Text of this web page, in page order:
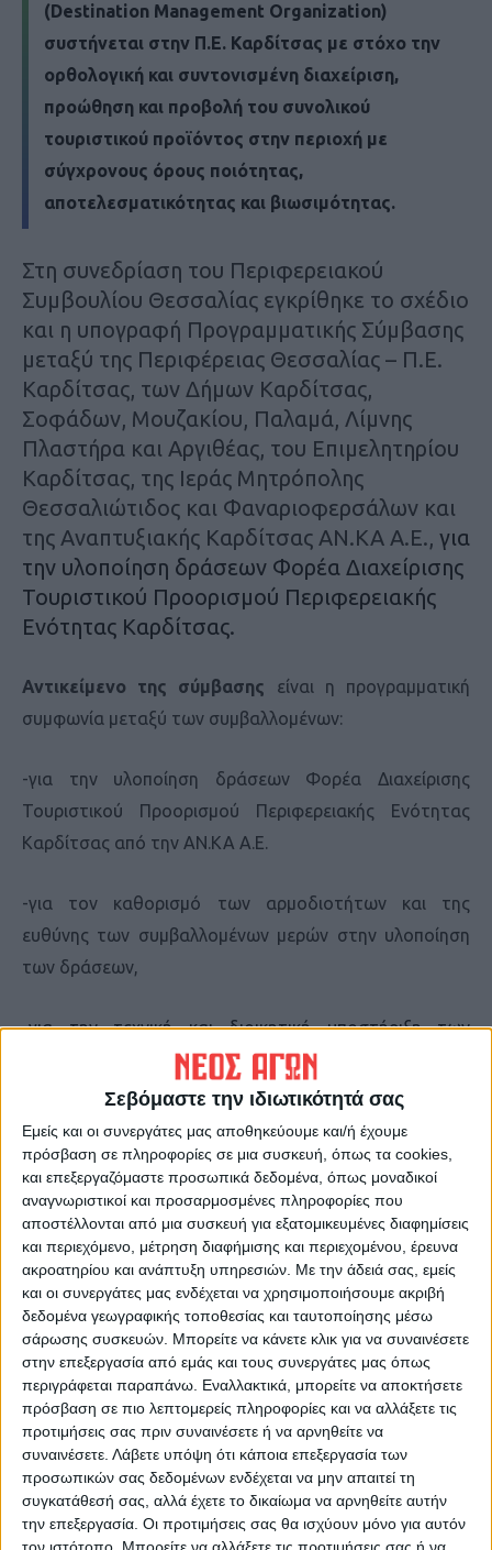
Σεβόμαστε την ιδιωτικότητά σας
Εμείς και οι συνεργάτες μας αποθηκεύουμε και/ή έχουμε
πρόσβαση σε πληροφορίες σε μια συσκευή, όπως τα cookies,
και επεξεργαζόμαστε προσωπικά δεδομένα, όπως μοναδικοί
αναγνωριστικοί και προσαρμοσμένες πληροφορίες που
αποστέλλονται από μια συσκευή για εξατομικευμένες διαφημίσεις
και περιεχόμενο, μέτρηση διαφήμισης και περιεχομένου, έρευνα
ακροατηρίου και ανάπτυξη υπηρεσιών. Με την άδειά σας, εμείς
και οι συνεργάτες μας ενδέχεται να χρησιμοποιήσουμε ακριβή
δεδομένα γεωγραφικής τοποθεσίας και ταυτοποίησης μέσω
σάρωσης συσκευών. Μπορείτε να κάνετε κλικ για να συναινέσετε
στην επεξεργασία από εμάς και τους συνεργάτες μας όπως
περιγράφεται παραπάνω. Εναλλακτικά, μπορείτε να αποκτήσετε
πρόσβαση σε πιο λεπτομερείς πληροφορίες και να αλλάξετε τις
προτιμήσεις σας πριν συναινέσετε ή να αρνηθείτε να
συναινέσετε. Λάβετε υπόψη ότι κάποια επεξεργασία των
προσωπικών σας δεδομένων ενδέχεται να μην απαιτεί τη
συγκατάθεσή σας, αλλά έχετε το δικαίωμα να αρνηθείτε αυτήν
την επεξεργασία. Οι προτιμήσεις σας θα ισχύουν μόνο για αυτόν
(Destination Management Organization)
συστήνεται στην Π.Ε. Καρδίτσας με στόχο την
ορθολογική και συντονισμένη διαχείριση,
προώθηση και προβολή του συνολικού
τουριστικού προϊόντος στην περιοχή με
σύγχρονους όρους ποιότητας,
αποτελεσματικότητας και βιωσιμότητας.
Στη συνεδρίαση του Περιφερειακού
Συμβουλίου Θεσσαλίας εγκρίθηκε το σχέδιο
και η υπογραφή Προγραμματικής Σύμβασης
μεταξύ της Περιφέρειας Θεσσαλίας – Π.Ε.
Καρδίτσας, των Δήμων Καρδίτσας,
Σοφάδων, Μουζακίου, Παλαμά, Λίμνης
Πλαστήρα και Αργιθέας, του Επιμελητηρίου
Καρδίτσας, της Ιεράς Μητρόπολης
Θεσσαλιώτιδος και Φαναριοφερσάλων και
της Αναπτυξιακής Καρδίτσας ΑΝ.ΚΑ Α.Ε., για
την υλοποίηση δράσεων Φορέα Διαχείρισης
Τουριστικού Προορισμού Περιφερειακής
Ενότητας Καρδίτσας.
Αντικείμενο της σύμβασης είναι η προγραμματική
συμφωνία μεταξύ των συμβαλλομένων:
-για την υλοποίηση δράσεων Φορέα Διαχείρισης
Τουριστικού Προορισμού Περιφερειακής Ενότητας
Καρδίτσας από την ΑΝ.ΚΑ Α.Ε.
-για τον καθορισμό των αρμοδιοτήτων και της
ευθύνης των συμβαλλομένων μερών στην υλοποίηση
των δράσεων,
-για την τεχνική και διοικητική υποστήριξη των
δράσεων Φορέα Διαχείρισης Τουριστικού Προορισμού
Περιφερειακής Ενότητας Καρδίτσας,
-για τον καθορισμό της οικονομικής συνεισφοράς των
συμβαλλομένων για την υλοποίηση των δράσεων
Φορέα Διαχείρισης Τουριστικού Προορισμού
Περιφερειακής Ενότητας Καρδίτσας από την ΑΝ.ΚΑ
Α.Ε.,
-για τον καθορισμό της συνεισφοράς των
συμβαλλομένων σε προσωπικό, εξοπλισμό, αναλώσιμα
και πάγια για την υλοποίηση των δράσεων Φορέα
Διαχείρισης Τουριστικού Προορισμού Περιφερειακής
Ενότητας Καρδίτσας,
-για τον καθορισμό ενός Στρατηγικού / Επιχειρησιακού